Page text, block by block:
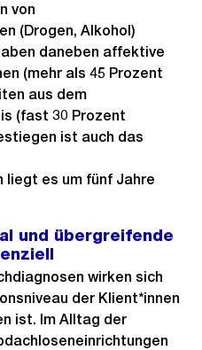
von
(Drogen, Alkohol)
daneben affektive
(mehr als 45 Prozent
aus dem
(fast 30 Prozent
ist auch das
liegt es um fünf Jahre
und übergreifende
wirken sich
der Klient*innen
ist. Im Alltag der